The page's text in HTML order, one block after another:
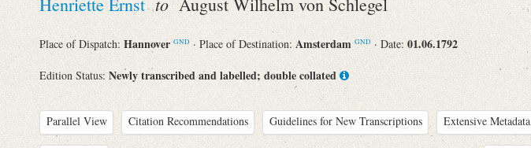
Place of Dispatch: Hannover GND · Place of Destination: Amsterdam GND · Date: 01.06.1792
Edition Status: Newly transcribed and labelled; double collated
Parallel View Citation Recommendations Guidelines for New Transcriptions Extensive Metadata